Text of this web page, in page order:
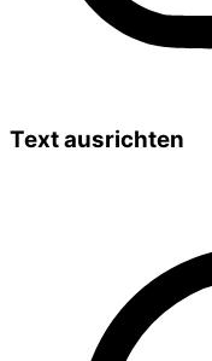
Text ausrichten